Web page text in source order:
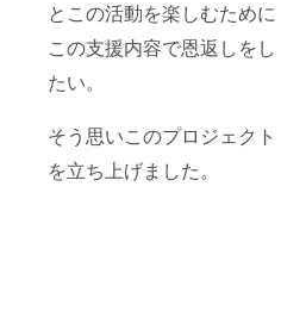
とこの活動を楽しむために
この支援内容で恩返しをし
たい。
そう思いこのプロジェクト
を立ち上げました。